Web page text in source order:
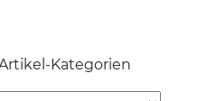
Kategorien